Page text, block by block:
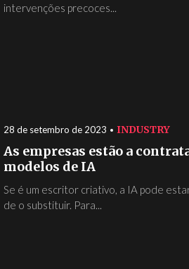
intervenções precoces...
28 de setembro de 2023 INDUSTRY
As empresas estão a
modelos de IA
Se é um escritor criativo, a IA pode
de o substituir. Para...